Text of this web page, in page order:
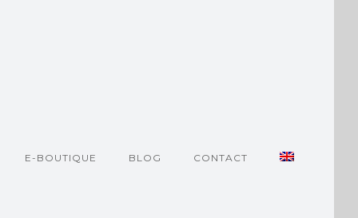
E-BOUTIQUE BLOG CONTACT